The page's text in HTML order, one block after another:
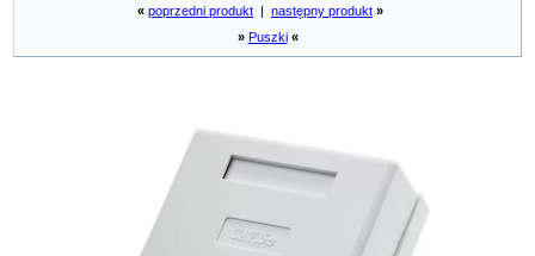
« poprzedni produkt następny produkt »
» Puszki «